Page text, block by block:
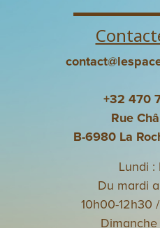
+32 470
Rue
B-6980 La
Lundi :
Du mardi
10h00-12h30